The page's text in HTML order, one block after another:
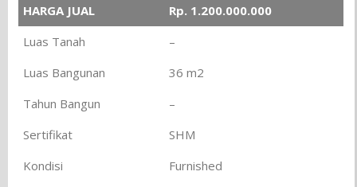
HARGA JUAL
Rp. 1.200.000.000
Luas Tanah
–
Luas Bangunan
36 m2
Tahun Bangun
–
Sertifikat
SHM
Kondisi
Furnished